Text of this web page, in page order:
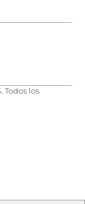
Todos los